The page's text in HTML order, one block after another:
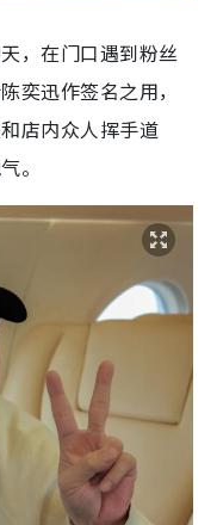
，在门口遇到粉丝
奕迅作签名之用，
店内众人挥手道
。